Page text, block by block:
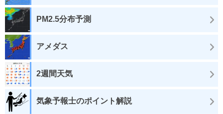
PM2.5分布予測
アメダス
2週間天気
気象予報士のポイント解説